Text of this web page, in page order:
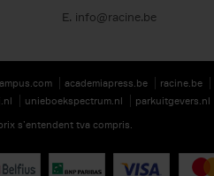
E. info@racine.be
academiapress.be racine.be
unieboekspectrum.nl
parkuitgevers.nl
s’entendent tva compris.